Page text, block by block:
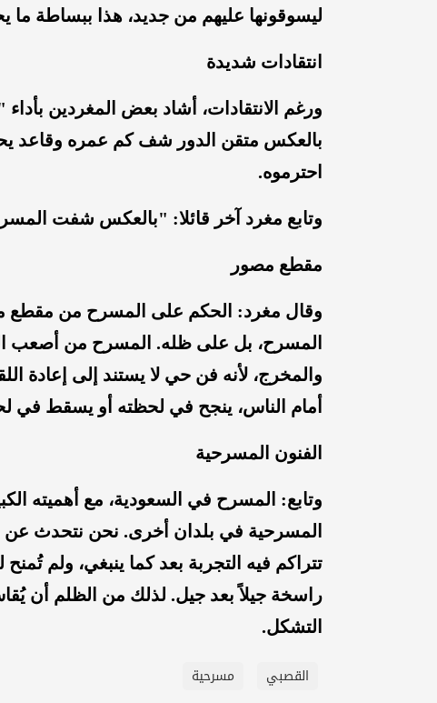
ليسوقونها عليهم من جديد، هذا ببساطة ما
انتقادات شديدة
ورغم الانتقادات، أشاد بعض المغردين
بالعكس متقن الدور شف كم عمره وقاعد
احترموه.
وتابع مغرد آخر قائلا: "بالعكس شفت
مقطع مصور
وقال مغرد: الحكم على المسرح من مقطع
المسرح، بل على ظله. المسرح من أصعب
والمخرج، لأنه فن حي لا يستند إلى إعادة
أمام الناس، ينجح في لحظته أو يسقط في
الفنون المسرحية
‏وتابع: المسرح في السعودية، مع أهميته
تتراكم فيه التجربة بعد كما ينبغي، ولم
راسخة جيلاً بعد جيل. لذلك من الظلم أن
التشكل.
القصبي مسرحية